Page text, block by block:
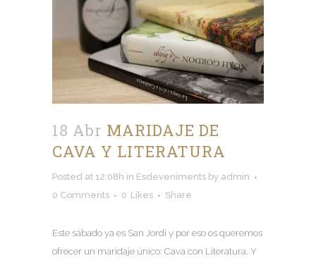
18 Abr MARIDAJE DE
CAVA Y LITERATURA
Posted at 12:08h in Esdeveniments by admin
0 Comments
0 Likes Share
Este sábado ya es San Jordi y por eso os queremos
ofrecer un maridaje único: Cava con Literatura. Y